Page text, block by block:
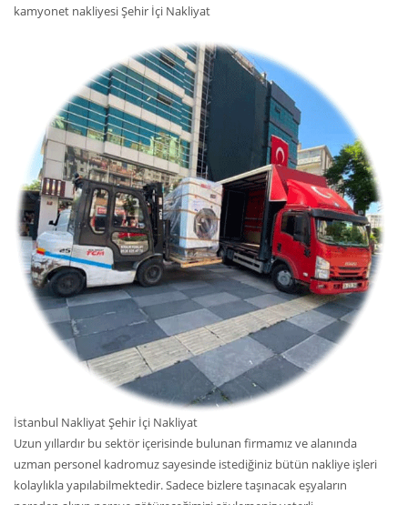
kamyonet nakliyesi Şehir İçi Nakliyat
İstanbul Nakliyat Şehir İçi Nakliyat
Uzun yıllardır bu sektör içerisinde bulunan firmamız ve alanında
uzman personel kadromuz sayesinde istediğiniz bütün nakliye işleri
kolaylıkla yapılabilmektedir. Sadece bizlere taşınacak eşyaların